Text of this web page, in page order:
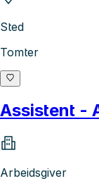
Sted
Tomter
Assistent -
Arbeidsgiver